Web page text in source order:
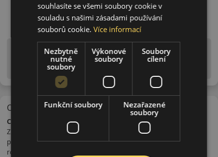
O značce
Ceat
Značka Ceat je dceřiná společnost koncernu Pirelli. Výrobce
pneumatik Ceat byl založen pánem Bruni Tedeschi v Itálii. V
roce 1958 rozšířila společnost svou činnost i do Indie
Upozornění! Hodnoty na štítku jsou pouze
informativního charakteru. Mohou být dodány pneumatiky
is EU štítky ve smyslu dosud platné (předchozí) legislativy.
souhlasíte se všemi soubory cookie v
souladu s našimi zásadami používání
souborů cookie.Více informací
Nezbytně
nutné
soubory
Výkonové
soubory
Soubory
cílení
Funkční soubory
Nezařazené
soubory